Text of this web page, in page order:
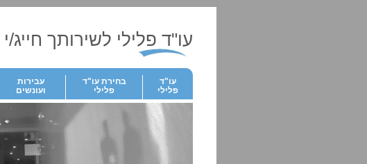
עו"ד פלילי לשירותך חייג/י
עו"ד
פלילי
בחירת עו"ד
פלילי
עבירות
ועונשים